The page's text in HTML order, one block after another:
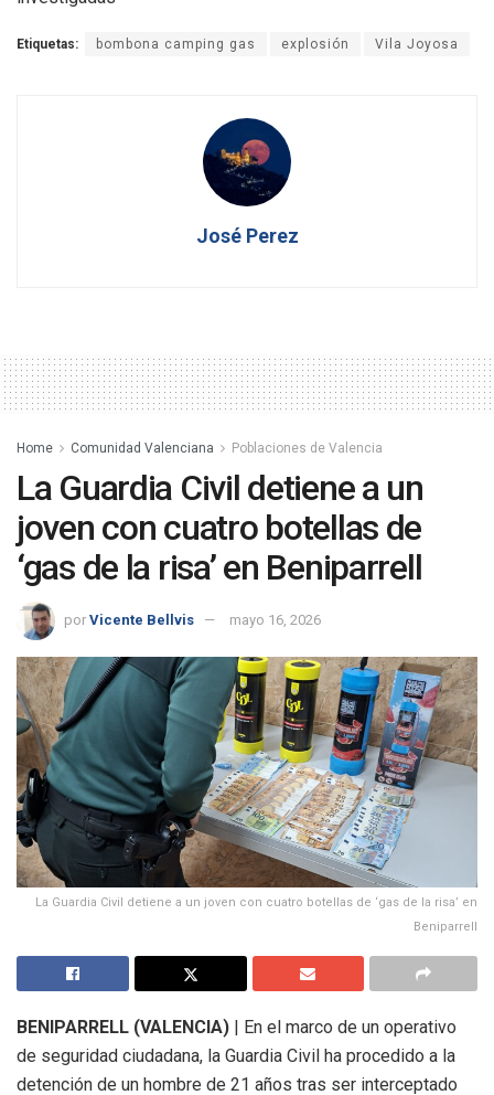
Etiquetas: bombona camping gas explosión Vila Joyosa
José Perez
Home Comunidad Valenciana Poblaciones de Valencia
La Guardia Civil detiene a un
joven con cuatro botellas de
‘gas de la risa’ en Beniparrell
por Vicente Bellvis mayo 16, 2026
La Guardia Civil detiene a un joven con cuatro botellas de ‘gas de la risa’ en
Beniparrell
BENIPARRELL (VALENCIA) | En el marco de un operativo
de seguridad ciudadana, la Guardia Civil ha procedido a la
detención de un hombre de 21 años tras ser interceptado